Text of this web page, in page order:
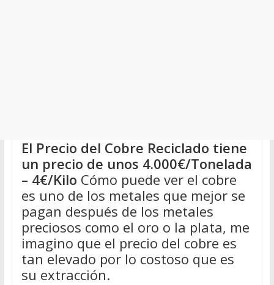
El Precio del Cobre Reciclado tiene
un precio de unos 4.000€/Tonelada
– 4€/Kilo Cómo puede ver el cobre
es uno de los metales que mejor se
pagan después de los metales
preciosos como el oro o la plata, me
imagino que el precio del cobre es
tan elevado por lo costoso que es
su extracción.